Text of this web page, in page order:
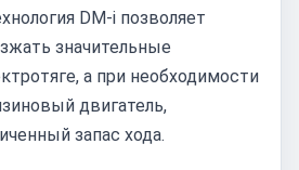
DM-i позволяет
значительные
а при необходимости
двигатель,
запас хода.